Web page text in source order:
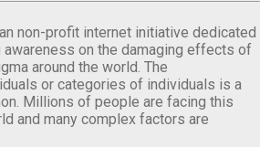
non-profit internet initiative dedicated
on the damaging effects of
around the world. The
or categories of individuals is a
Millions of people are facing this
and many complex factors are